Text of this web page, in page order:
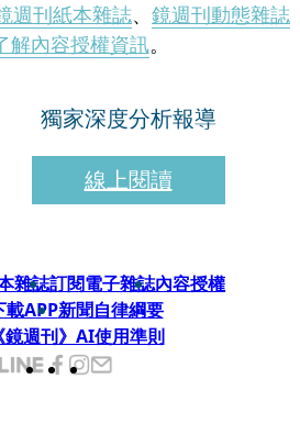
週刊紙本雜誌、 鏡週刊動態雜誌
解內容授權資訊。
獨家深度分析報導
線上閱讀
雜誌訂閱電子雜誌內容授權
載APP新聞自律綱要
鏡週刊》AI使用準則